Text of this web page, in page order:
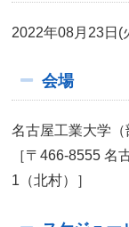
2022年08月23日(
会場
名古屋工業大学
［〒466-8555
1（北村）］